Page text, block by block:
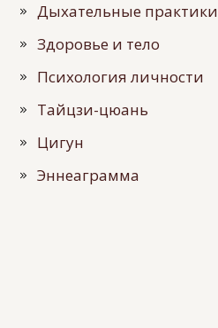
Дыхательные практики
Здоровье и тело
Психология личности
Тайцзи-цюань
Цигун
Эннеаграмма